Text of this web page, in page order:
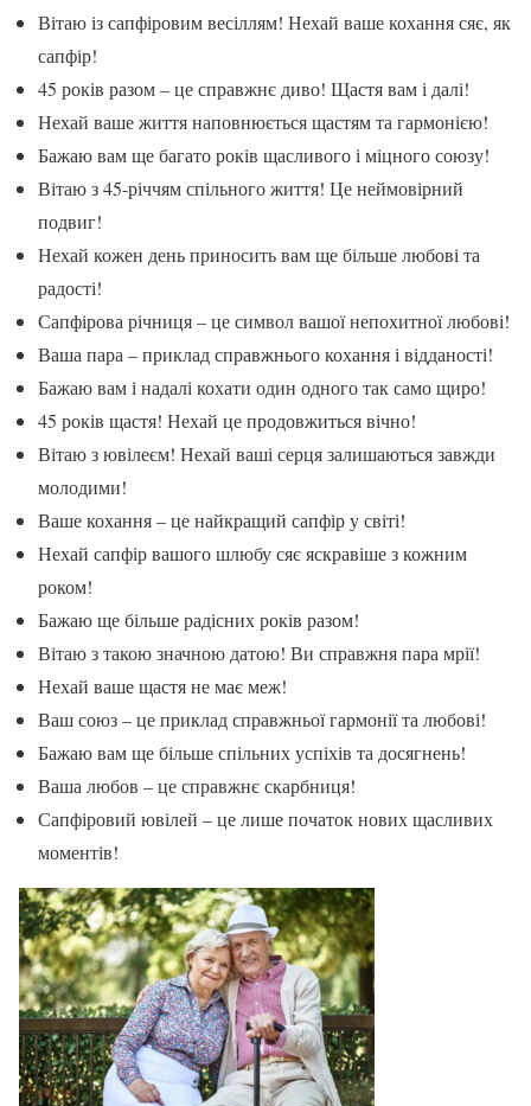
Вітаю із сапфіровим весіллям! Нехай ваше кохання сяє, як
сапфір!
45 років разом – це справжнє диво! Щастя вам і далі!
Нехай ваше життя наповнюється щастям та гармонією!
Бажаю вам ще багато років щасливого і міцного союзу!
Вітаю з 45-річчям спільного життя! Це неймовірний
подвиг!
Нехай кожен день приносить вам ще більше любові та
радості!
Сапфірова річниця – це символ вашої непохитної любові!
Ваша пара – приклад справжнього кохання і відданості!
Бажаю вам і надалі кохати один одного так само щиро!
45 років щастя! Нехай це продовжиться вічно!
Вітаю з ювілеєм! Нехай ваші серця залишаються завжди
молодими!
Ваше кохання – це найкращий сапфір у світі!
Нехай сапфір вашого шлюбу сяє яскравіше з кожним
роком!
Бажаю ще більше радісних років разом!
Вітаю з такою значною датою! Ви справжня пара мрії!
Нехай ваше щастя не має меж!
Ваш союз – це приклад справжньої гармонії та любові!
Бажаю вам ще більше спільних успіхів та досягнень!
Ваша любов – це справжнє скарбниця!
Сапфіровий ювілей – це лише початок нових щасливих
моментів!